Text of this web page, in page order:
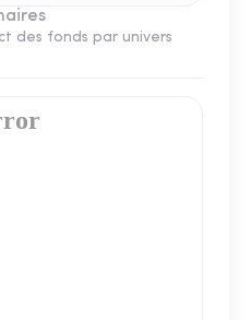
des fonds par univers